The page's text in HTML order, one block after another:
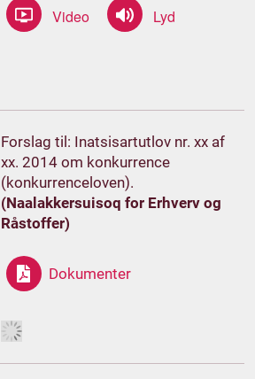
Forslag til: Inatsisartutlov nr. xx af
xx. 2014 om konkurrence
(konkurrenceloven).
(Naalakkersuisoq for Erhverv og
Råstoffer)
Dokumenter